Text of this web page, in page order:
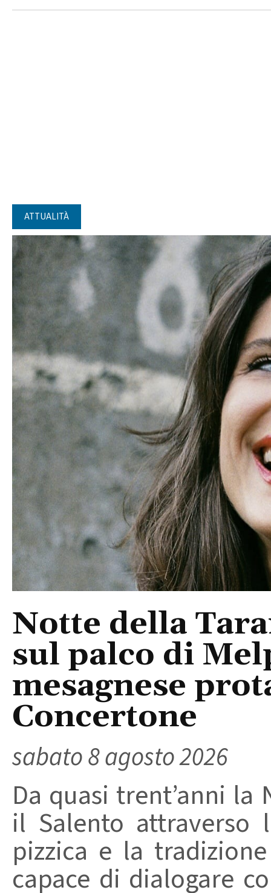
ATTUALITÀ
Notte della
sul palco di
mesagnese
Concertone
sabato 8 agosto 2026
Da quasi trent’anni
il Salento attraverso
pizzica e la
capace di dialogare